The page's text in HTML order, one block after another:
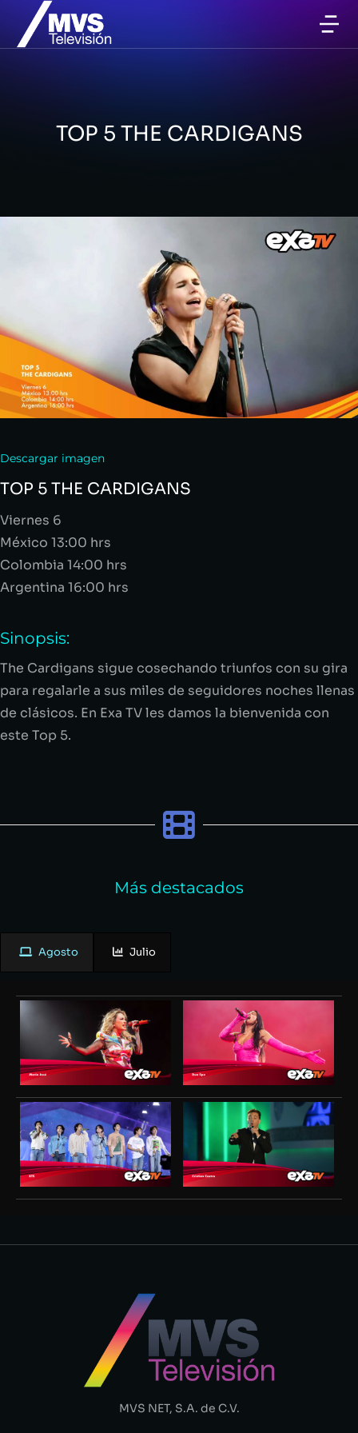
TOP 5 THE CARDIGANS
Descargar imagen
TOP 5 THE CARDIGANS
Viernes 6
México 13:00 hrs
Colombia 14:00 hrs
Argentina 16:00 hrs
Sinopsis:
The Cardigans sigue cosechando triunfos con su gira
para regalarle a sus miles de seguidores noches llenas
de clásicos. En Exa TV les damos la bienvenida con
este Top 5.
Más destacados
Agosto Julio
MVS NET, S.A. de C.V.